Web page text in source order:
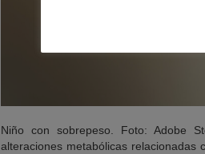
Niño con sobrepeso. Foto: Adobe
alteraciones metabólicas